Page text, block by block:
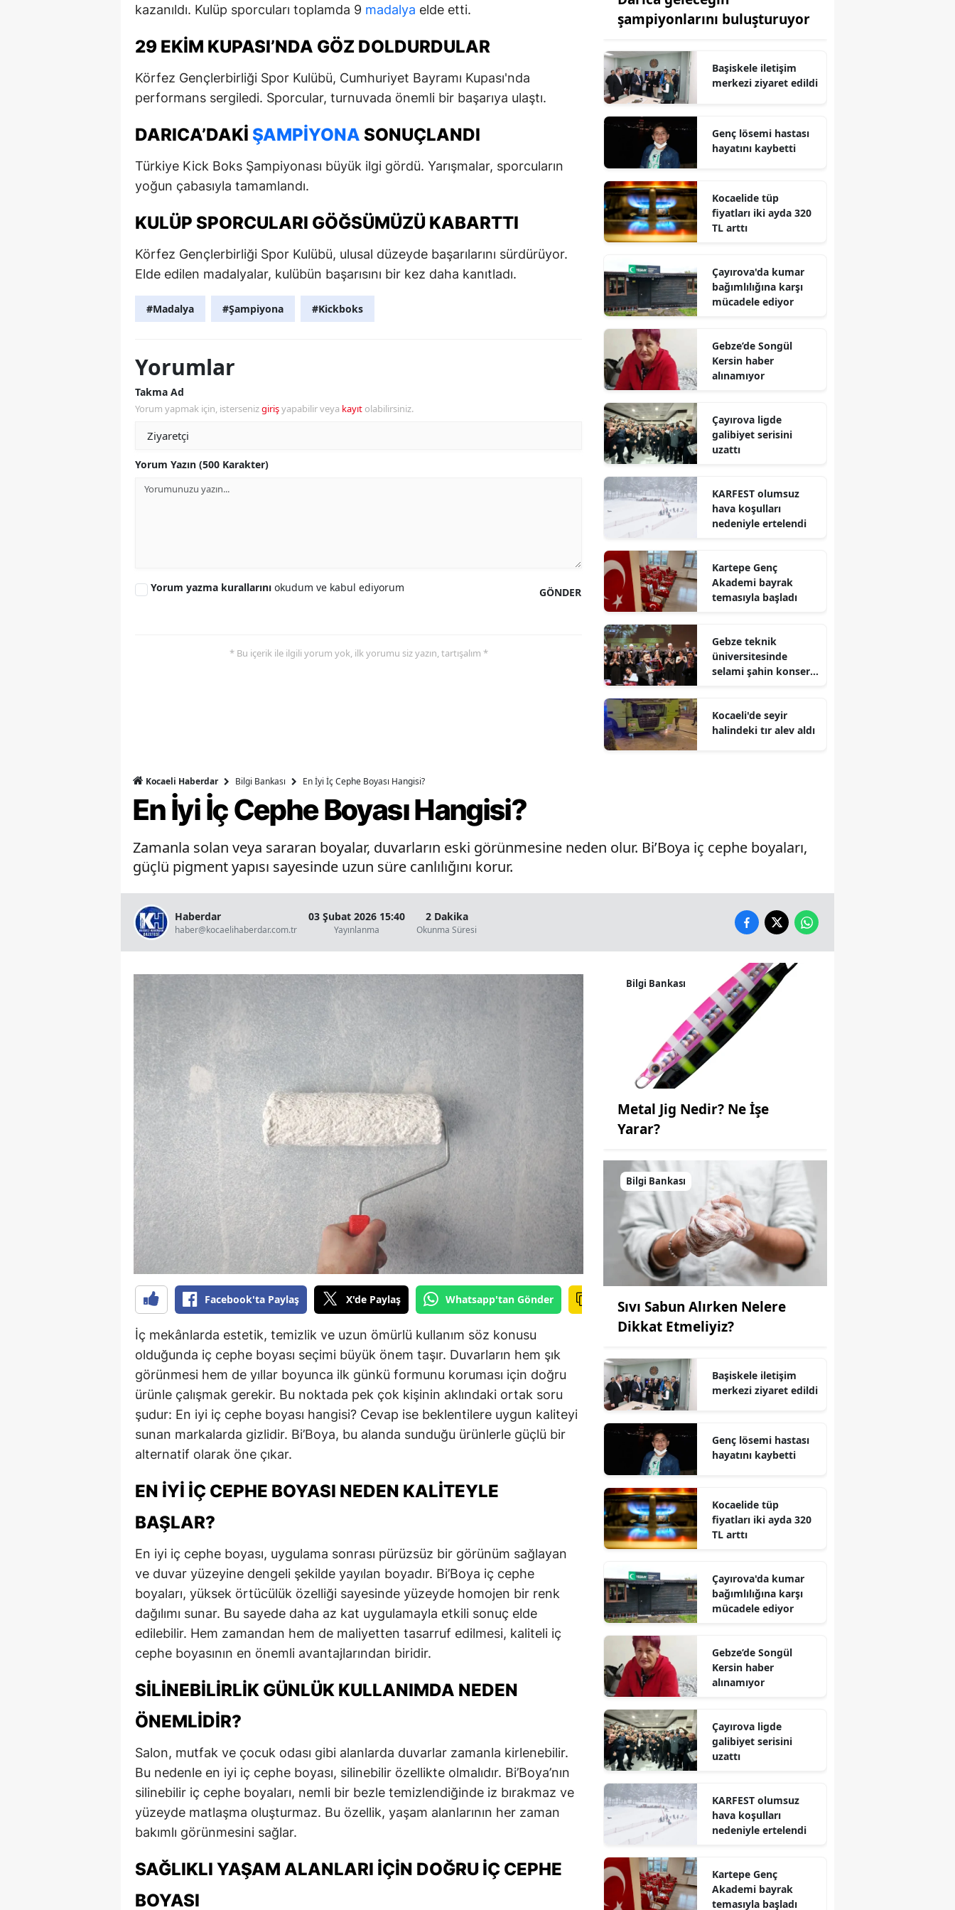
Edirne
Erzincan
Eskişehir
Giresun
Gümüşhane
Hatay
Isparta
İstanbul
Kars
Kastamonu
Kırklareli
Kocaeli
Konya
Malatya
Kahramanmaraş
Ordu
Rize
Sakarya
Samsun
Siirt
Sinop
Tunceli
Şanlıurfa
Uşak
Van
Yozgat
Zonguldak
Bayburt
Kırıkkale
Şırnak
Bartın
Iğdır
Karabük
Kilis
Düzce
kazanıldı. Kulüp sporcuları toplamda 9 madalya elde etti.
29 EKIM KUPASI’NDA GÖZ DOLDURDULAR
Körfez Gençlerbirliği Spor Kulübü, Cumhuriyet Bayramı Kupası'nda
performans sergiledi. Sporcular, turnuvada önemli bir başarıya ulaştı.
DARICA’DAKI ŞAMPIYONA SONUÇLANDI
Türkiye Kick Boks Şampiyonası büyük ilgi gördü. Yarışmalar, sporcuların
yoğun çabasıyla tamamlandı.
KULÜP SPORCULARI GÖĞSÜMÜZÜ KABARTTI
Körfez Gençlerbirliği Spor Kulübü, ulusal düzeyde başarılarını sürdürüyor.
Elde edilen madalyalar, kulübün başarısını bir kez daha kanıtladı.
#Madalya #Şampiyona #Kickboks
Yorumlar
Takma Ad
Yorum yapmak için, istersenizgirişyapabilir veya kayıt olabilirsiniz.
Yorum Yazın (500 Karakter)
GÖNDER
Yorum yazma kurallarını okudum ve kabul ediyorum
* Bu içerik ile ilgili yorum yok, ilk yorumu siz yazın, tartışalım *
şampiyonlarını buluşturuyor
Başiskele iletişim
merkezi ziyaret edildi
Genç lösemi hastası
hayatını kaybetti
Kocaelide tüp
fiyatları iki ayda 320
TL arttı
Çayırova'da kumar
bağımlılığına karşı
mücadele ediyor
Gebze’de Songül
Kersin haber
alınamıyor
Çayırova ligde
galibiyet serisini
uzattı
KARFEST olumsuz
hava koşulları
nedeniyle ertelendi
Kartepe Genç
Akademi bayrak
temasıyla başladı
Gebze teknik
üniversitesinde
selami şahin konseri
Kocaeli'de seyir
halindeki tır alev aldı
Kocaeli Haberdar Bilgi Bankası En İyi İç Cephe Boyası Hangisi?
En İyi İç Cephe Boyası Hangisi?
Zamanla solan veya sararan boyalar, duvarların eski görünmesine neden olur. Bi’Boya iç cephe boyaları,
güçlü pigment yapısı sayesinde uzun süre canlılığını korur.
Haberdar
haber@kocaelihaberdar.com.tr
03 Şubat 2026 15:40
Yayınlanma
2 Dakika
Okunma Süresi
Facebook'ta Paylaş X'de Paylaş Whatsapp'tan Gönder
İç mekânlarda estetik, temizlik ve uzun ömürlü kullanım söz konusu
olduğunda iç cephe boyası seçimi büyük önem taşır. Duvarların hem şık
görünmesi hem de yıllar boyunca ilk günkü formunu koruması için doğru
ürünle çalışmak gerekir. Bu noktada pek çok kişinin aklındaki ortak soru
şudur: En iyi iç cephe boyası hangisi? Cevap ise beklentilere uygun kaliteyi
sunan markalarda gizlidir. Bi’Boya, bu alanda sunduğu ürünlerle güçlü bir
alternatif olarak öne çıkar.
EN İYI İÇ CEPHE BOYASI NEDEN KALITEYLE
BAŞLAR?
En iyi iç cephe boyası, uygulama sonrası pürüzsüz bir görünüm sağlayan
ve duvar yüzeyine dengeli şekilde yayılan boyadır. Bi’Boya iç cephe
boyaları, yüksek örtücülük özelliği sayesinde yüzeyde homojen bir renk
dağılımı sunar. Bu sayede daha az kat uygulamayla etkili sonuç elde
edilebilir. Hem zamandan hem de maliyetten tasarruf edilmesi, kaliteli iç
cephe boyasının en önemli avantajlarından biridir.
SILINEBILIRLIK GÜNLÜK KULLANIMDA NEDEN
ÖNEMLIDIR?
Salon, mutfak ve çocuk odası gibi alanlarda duvarlar zamanla kirlenebilir.
Bu nedenle en iyi iç cephe boyası, silinebilir özellikte olmalıdır. Bi’Boya’nın
silinebilir iç cephe boyaları, nemli bir bezle temizlendiğinde iz bırakmaz ve
yüzeyde matlaşma oluşturmaz. Bu özellik, yaşam alanlarının her zaman
bakımlı görünmesini sağlar.
SAĞLIKLI YAŞAM ALANLARI İÇIN DOĞRU İÇ CEPHE
BOYASI
Bilgi Bankası
Metal Jig Nedir? Ne İşe
Yarar?
Bilgi Bankası
Sıvı Sabun Alırken Nelere
Dikkat Etmeliyiz?
Başiskele iletişim
merkezi ziyaret edildi
Genç lösemi hastası
hayatını kaybetti
Kocaelide tüp
fiyatları iki ayda 320
TL arttı
Çayırova'da kumar
bağımlılığına karşı
mücadele ediyor
Gebze’de Songül
Kersin haber
alınamıyor
Çayırova ligde
galibiyet serisini
uzattı
KARFEST olumsuz
hava koşulları
nedeniyle ertelendi
Kartepe Genç
Akademi bayrak
temasıyla başladı